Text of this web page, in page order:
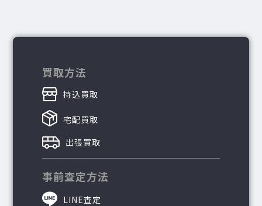
買取方法
持込買取
宅配買取
出張買取
事前査定方法
LINE査定